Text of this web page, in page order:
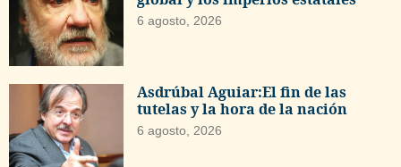
6 agosto, 2026
Asdrúbal Aguiar:El fin de las
tutelas y la hora de la nación
6 agosto, 2026